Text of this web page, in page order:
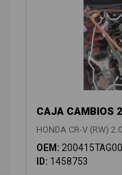
CAJA CAMBIOS
HONDA CR-V (RW)
OEM: 200415TAG00
ID: 1458753